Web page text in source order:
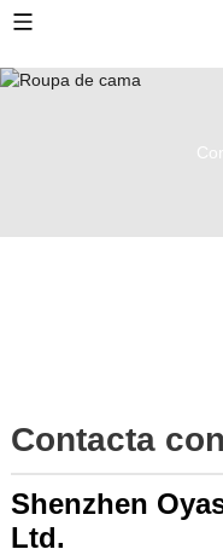
Contacta
Shenzhen
Ltd.